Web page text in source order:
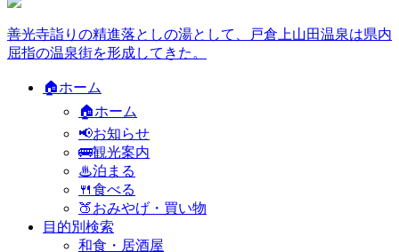
善光寺詣りの精進落としの湯として、戸倉上山田温泉は県内
屈指の温泉街を形成してきた。
🏠ホーム
🏠ホーム
📢お知らせ
🚌観光案内
♨泊まる
🍴食べる
🍑おみやげ・買い物
目的別検索
和食・居酒屋